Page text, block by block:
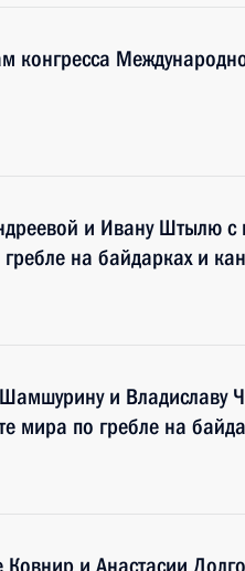
конгресса
и Ивану Штылю с
на байдарках и
и Владиславу
мира по гребле на
Ковнир и Анастасии